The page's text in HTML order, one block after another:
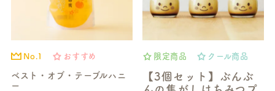
No.1 おすすめ
ベスト・オブ・テーブルハニ
ー
限定商品 クール商品
【3個セット】ぶんぶ